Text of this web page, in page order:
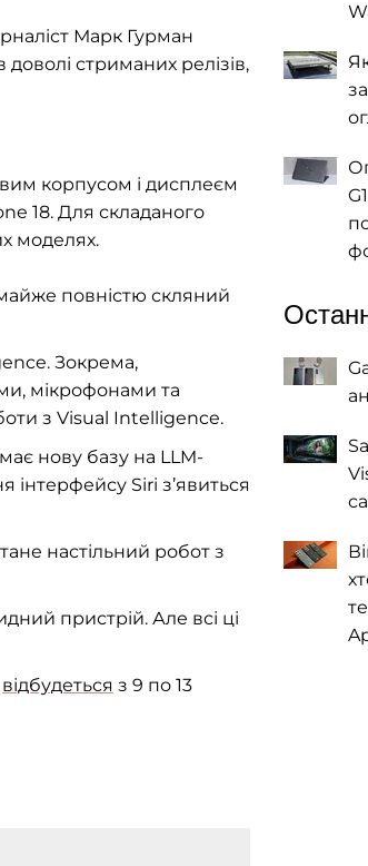
Марк Гурман
стриманих релізів,
корпусом і дисплеєм
18. Для складаного
моделях.
повністю скляний
Зокрема,
мікрофонами та
з Visual Intelligence.
нову базу на LLM-
Siri з’явиться
настільний робот з
пристрій. Але всі ці
відбудеться з 9 по 13